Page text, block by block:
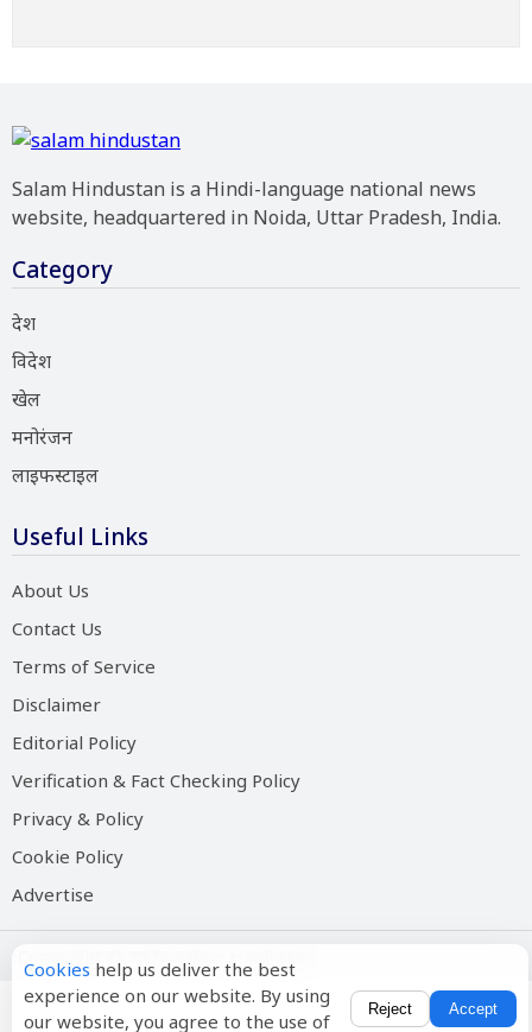
Salam Hindustan is a Hindi-language national news
website, headquartered in Noida, Uttar Pradesh, India.
Category
देश
विदेश
खेल
मनोरंजन
लाइफस्टाइल
Useful Links
About Us
Contact Us
Terms of Service
Disclaimer
Editorial Policy
Verification & Fact Checking Policy
Privacy & Policy
Cookie Policy
Advertise
Cookies help us deliver the best
experience on our website. By using
our website, you agree to the use of
Reject Accept